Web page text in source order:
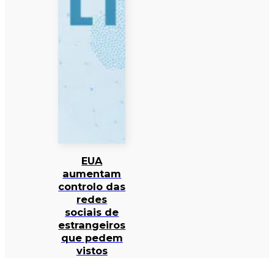
EUA
aumentam
controlo das
redes
sociais de
estrangeiros
que pedem
vistos